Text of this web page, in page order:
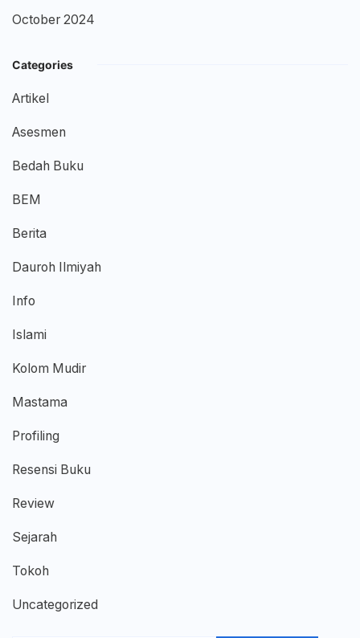
October 2024
Categories
Artikel
Asesmen
Bedah Buku
BEM
Berita
Dauroh Ilmiyah
Info
Islami
Kolom Mudir
Mastama
Profiling
Resensi Buku
Review
Sejarah
Tokoh
Uncategorized